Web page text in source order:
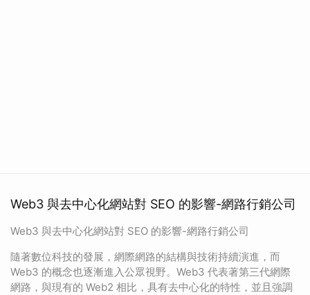
Web3 與去中心化網站對 SEO 的影響-網路行銷公司
Web3 與去中心化網站對 SEO 的影響-網路行銷公司
隨著數位科技的發展，網際網路的結構與技術持續演進，而
Web3 的概念也逐漸進入公眾視野。Web3 代表著第三代網際
網路，與現有的 Web2 相比，具有去中心化的特性，並且強調